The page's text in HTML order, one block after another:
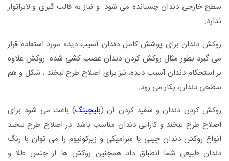
سطح خارجی دندان چسبانده می شود. و نیاز به قالب گیری و لابراتوار
ندارد.
روکش دندان برای پوشش کامل دندان آسیب دیده مورد استفاده قرار
می گیرد بطور مثال روکش کردن دندان عصب کشی شده. روکش علاوه
بر استحکام دندان آسیب دیده، نیز برای اصلاح طرح لبخند ، شکل و هم
سطحی دندان، بکار می رود.
روکش کردن دندان و سفید کردن آن (بلیچینگ) باعث می شود برای
اصلاح طرح لبخند و کارایی دندان مناسب باشد. در اصلاح طرح لبخند
انواع روکش دندان چینی یا سرامیکی و زیرکونیوم را می توان با رنگ
دندان طبیعی شما انطباق داد همچنین روکش ها از جنس طلا و